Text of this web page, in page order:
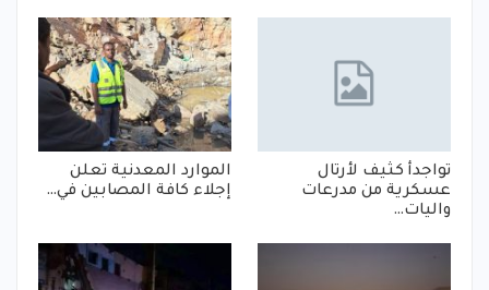
تواجدأ كثيف لأرتال
عسكرية من مدرعات
واليات…
الموارد المعدنية تعلن
إجلاء كافة المصابين في…